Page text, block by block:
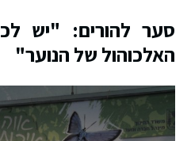
סער להורים: "יש
האלכוהול של הנוער"